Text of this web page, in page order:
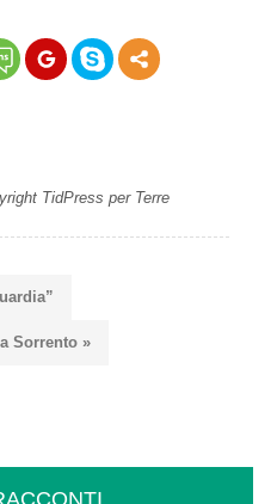
TidPress per Terre
Sorrento »